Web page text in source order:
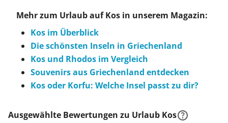
Mehr zum Urlaub auf Kos in unserem Magazin:
Kos im Überblick
Die schönsten Inseln in Griechenland
Kos und Rhodos im Vergleich
Souvenirs aus Griechenland entdecken
Kos oder Korfu: Welche Insel passt zu dir?
Ausgewählte Bewertungen zu Urlaub Kos